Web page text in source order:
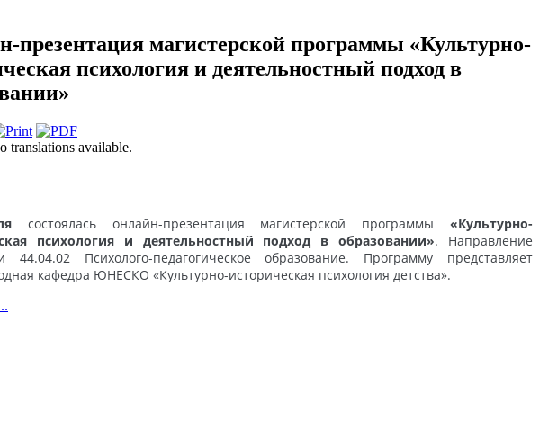
презентация магистерской программы «Культурно-
психология и деятельностный подход в
translations available.
состоялась онлайн-презентация магистерской программы«Культурно-
психология и деятельностный подход в образовании». Направление
44.04.02 Психолого-педагогическое образование. Программу представляет
кафедра ЮНЕСКО «Культурно-историческая психология детства».